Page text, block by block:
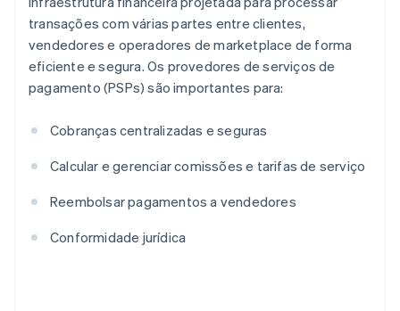
transações com várias partes entre clientes,
vendedores e operadores de marketplace de forma
eficiente e segura. Os provedores de serviços de
pagamento (PSPs) são importantes para:
Cobranças centralizadas e seguras
Calcular e gerenciar comissões e tarifas de serviço
Reembolsar pagamentos a vendedores
Conformidade jurídica